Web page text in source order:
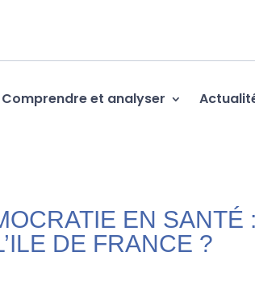
Comprendre et analyser
EN SANTÉ
DE FRANCE ?